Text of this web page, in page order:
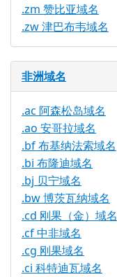
.zm 赞比亚域名
.zw 津巴布韦域名
非洲域名
.ac 阿森松岛域名
.ao 安哥拉域名
.bf 布基纳法索域名
.bi 布隆迪域名
.bj 贝宁域名
.bw 博茨瓦纳域名
.cd 刚果（金）域名
.cf 中非域名
.cg 刚果域名
.ci 科特迪瓦域名